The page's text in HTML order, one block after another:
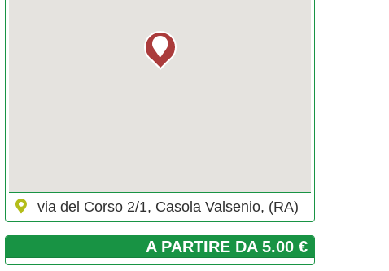
via del Corso 2/1, Casola Valsenio, (RA)
A PARTIRE DA 5.00 €